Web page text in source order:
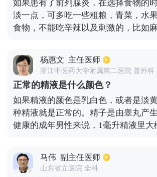
如果患有了前列腺炎，在选择食物的
淡一点，可多吃一些粗粮，青菜，水
食物，不能吃辛辣以及刺激的，比如
会导致前列腺出现充血以及水肿的情
喝酒。前列腺患者除了在饮食上要注
好预防，治疗的时候一般都以药物治
以用理疗或温水坐浴的方法促进炎症
以排一次精液，排精液的时候，除了
液之外，还有发炎的分泌物，不能熬
坐。
杨惠文 主任医师
浙江中医药大学附属第二医院 普外科
正常的精液是什么颜色？
如果精液的颜色是乳白色，或者是淡
种精液就是正常的。精子是由睾丸产
健康的成年男性来说，1毫升精液里大
畸形精子的数量比较低。在正常室温
力能够持续3~4个小时左右的时间。
马伟 副主任医师
山东省立医院 全科